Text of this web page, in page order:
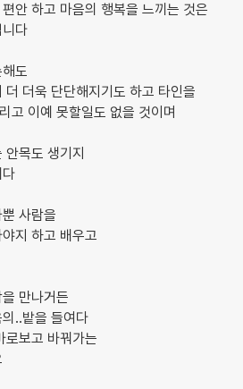
안 하고 마음의 행복을 느끼는 것은
다
도
더욱 단단해지기도 하고 타인을
고 이예 못할일도 없을 것이며
목도 생기지
사람을
지 하고 배우고
만나거든
..밭을 들여다
로보고 바꿔가는